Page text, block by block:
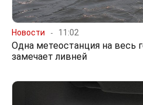
Новости 11:02
Одна метеостанция на весь
замечает ливней